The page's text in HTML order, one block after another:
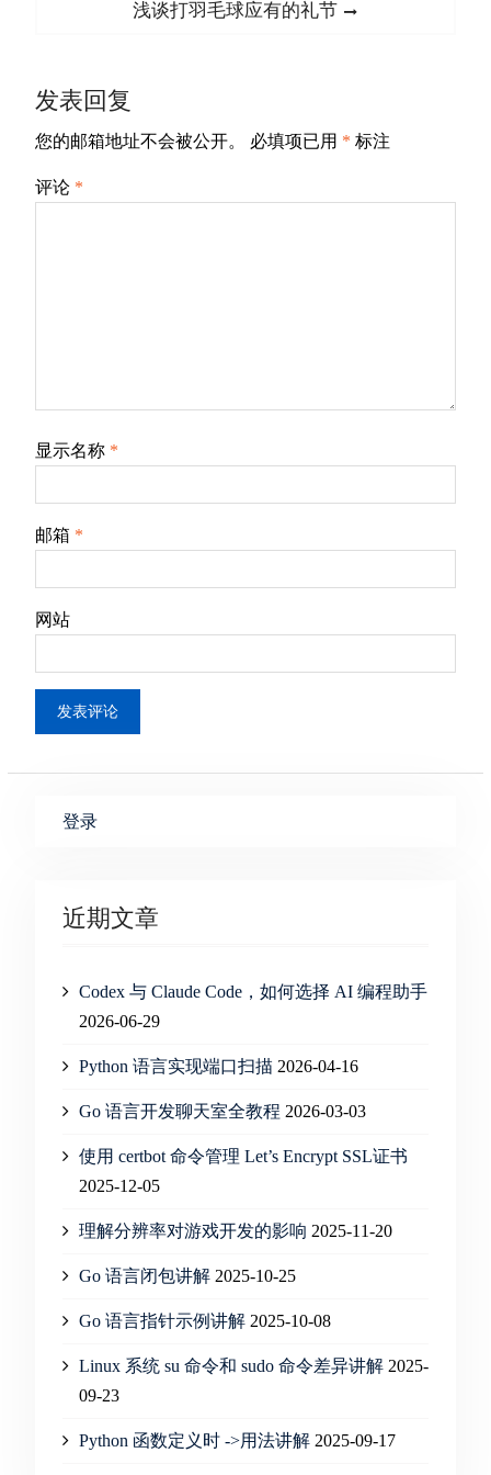
Next
浅谈打羽毛球应有的礼节
发表回复
您的邮箱地址不会被公开。 必填项已用 * 标注
评论 *
显示名称 *
邮箱 *
网站
登录
近期文章
Codex 与 Claude Code，如何选择 AI 编程助手
2026-06-29
Python 语言实现端口扫描 2026-04-16
Go 语言开发聊天室全教程 2026-03-03
使用 certbot 命令管理 Let’s Encrypt SSL证书
2025-12-05
理解分辨率对游戏开发的影响 2025-11-20
Go 语言闭包讲解 2025-10-25
Go 语言指针示例讲解 2025-10-08
Linux 系统 su 命令和 sudo 命令差异讲解 2025-
09-23
Python 函数定义时 ->用法讲解 2025-09-17